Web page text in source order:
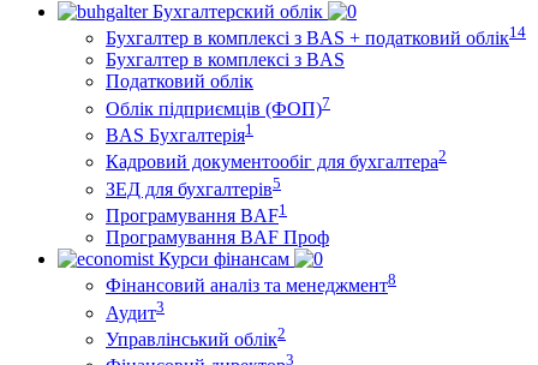
Бухгалтерский облік
Бухгалтер в комплексі з BAS + податковий облік14
Бухгалтер в комплексі з BAS
Податковий облік
Облік підприємців (ФОП)7
BAS Бухгалтерія1
Кадровий документообіг для бухгалтера2
ЗЕД для бухгалтерів5
Програмування BAF1
Програмування BAF Проф
Курси фінансам
Фінансовий аналіз та менеджмент8
Аудит3
Управлінський облік2
3